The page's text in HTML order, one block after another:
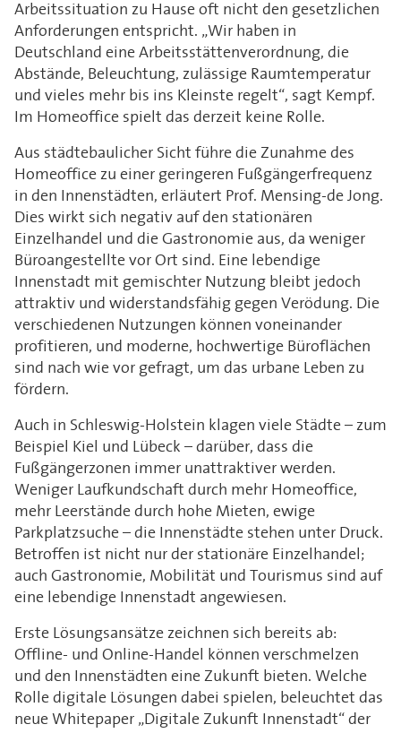
Arbeitssituation zu Hause oft nicht den gesetzlichen
Anforderungen entspricht. „Wir haben in
Deutschland eine Arbeitsstättenverordnung, die
Abstände, Beleuchtung, zulässige Raumtemperatur
und vieles mehr bis ins Kleinste regelt“, sagt Kempf.
Im Homeoffice spielt das derzeit keine Rolle.
Aus städtebaulicher Sicht führe die Zunahme des
Homeoffice zu einer geringeren Fußgängerfrequenz
in den Innenstädten, erläutert Prof. Mensing-de Jong.
Dies wirkt sich negativ auf den stationären
Einzelhandel und die Gastronomie aus, da weniger
Büroangestellte vor Ort sind. Eine lebendige
Innenstadt mit gemischter Nutzung bleibt jedoch
attraktiv und widerstandsfähig gegen Verödung. Die
verschiedenen Nutzungen können voneinander
profitieren, und moderne, hochwertige Büroflächen
sind nach wie vor gefragt, um das urbane Leben zu
fördern.
Auch in Schleswig-Holstein klagen viele Städte – zum
Beispiel Kiel und Lübeck – darüber, dass die
Fußgängerzonen immer unattraktiver werden.
Weniger Laufkundschaft durch mehr Homeoffice,
mehr Leerstände durch hohe Mieten, ewige
Parkplatzsuche – die Innenstädte stehen unter Druck.
Betroffen ist nicht nur der stationäre Einzelhandel;
auch Gastronomie, Mobilität und Tourismus sind auf
eine lebendige Innenstadt angewiesen.
Erste Lösungsansätze zeichnen sich bereits ab:
Offline- und Online-Handel können verschmelzen
und den Innenstädten eine Zukunft bieten. Welche
Rolle digitale Lösungen dabei spielen, beleuchtet das
neue Whitepaper „Digitale Zukunft Innenstadt“ der